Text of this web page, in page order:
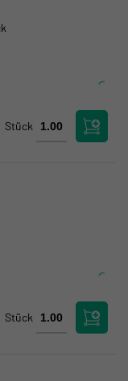
Stück
Stück